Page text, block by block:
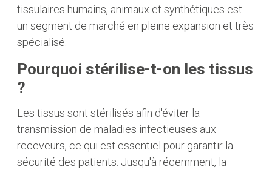
tissulaires humains, animaux et synthétiques est
un segment de marché en pleine expansion et très
spécialisé.
Pourquoi stérilise-t-on les tissus
?
Les tissus sont stérilisés afin d'éviter la
transmission de maladies infectieuses aux
receveurs, ce qui est essentiel pour garantir la
sécurité des patients. Jusqu'à récemment, la